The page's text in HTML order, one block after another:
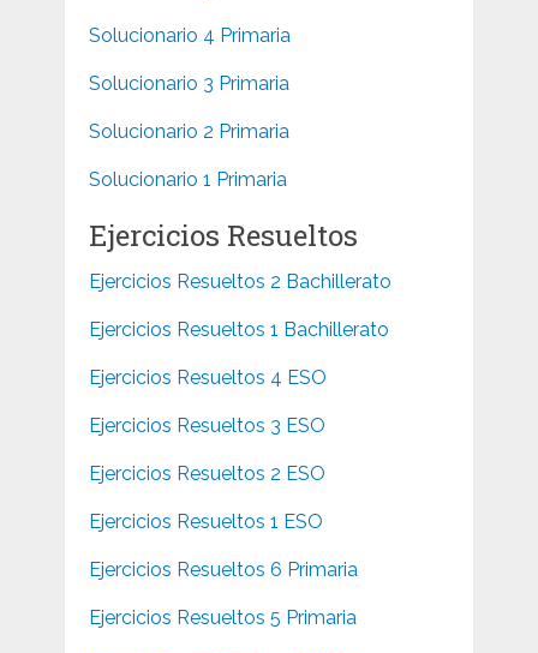
Solucionario 4 Primaria
Solucionario 3 Primaria
Solucionario 2 Primaria
Solucionario 1 Primaria
Ejercicios Resueltos
Ejercicios Resueltos 2 Bachillerato
Ejercicios Resueltos 1 Bachillerato
Ejercicios Resueltos 4 ESO
Ejercicios Resueltos 3 ESO
Ejercicios Resueltos 2 ESO
Ejercicios Resueltos 1 ESO
Ejercicios Resueltos 6 Primaria
Ejercicios Resueltos 5 Primaria